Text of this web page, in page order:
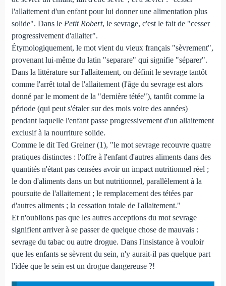
l'allaitement d'un enfant pour lui donner une alimentation plus
solide". Dans le Petit Robert, le sevrage, c'est le fait de "cesser
progressivement d'allaiter".
Étymologiquement, le mot vient du vieux français "sèvrement",
provenant lui-même du latin "separare" qui signifie "séparer".
Dans la littérature sur l'allaitement, on définit le sevrage tantôt
comme l'arrêt total de l'allaitement (l'âge du sevrage est alors
donné par le moment de la "dernière tétée"), tantôt comme la
période (qui peut s'étaler sur des mois voire des années)
pendant laquelle l'enfant passe progressivement d'un allaitement
exclusif à la nourriture solide.
Comme le dit Ted Greiner (1), "le mot sevrage recouvre quatre
pratiques distinctes : l'offre à l'enfant d'autres aliments dans des
quantités n'étant pas censées avoir un impact nutritionnel réel ;
le don d'aliments dans un but nutritionnel, parallèlement à la
poursuite de l'allaitement ; le remplacement des tétées par
d'autres aliments ; la cessation totale de l'allaitement."
Et n'oublions pas que les autres acceptions du mot sevrage
signifient arriver à se passer de quelque chose de mauvais :
sevrage du tabac ou autre drogue. Dans l'insistance à vouloir
que les enfants se sèvrent du sein, n'y aurait-il pas quelque part
l'idée que le sein est un drogue dangereuse ?!